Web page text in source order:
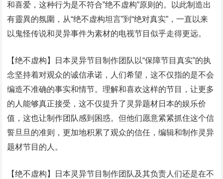
和喜爱，这种行为是不符合”绝不虚构”原则的。以此制造出
有靈異的氛圍，从“绝不虚构坦言”到“绝对真实”，一直以来
以鬼怪传说和灵异事件为素材的电视节目似乎走得更远。
【绝不虚构】日本灵异节目制作团队以“保障节目真实”的执
念坚持着对观众的诚信承诺，人们希望，这不仅指的是不会
编造不准确的事实和情节。理解和喜欢这样的节目，让更多
的人能够真正接受，这不仅提升了灵异题材日本的娱乐价
值，这也让制作团队感到困惑。但他们愿意紧紧抓住这个信
誓旦旦的准则，更加地积累了观众的信任，编辑和制作灵异
题材节目的人。
【绝不虚构】日本灵异节目制作团队及其负责人们还是在不